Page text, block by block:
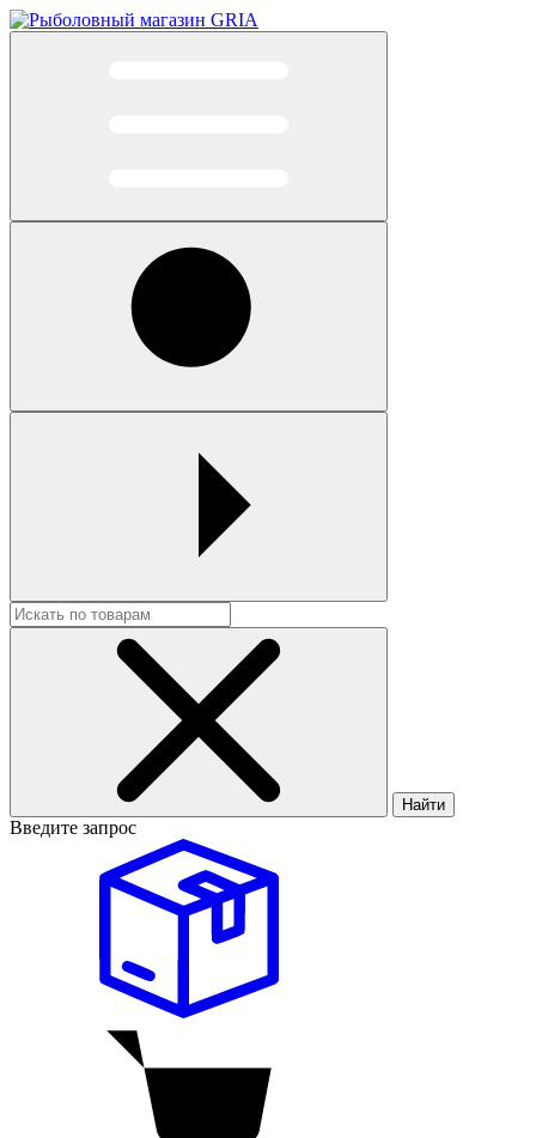
Найти
Введите запрос